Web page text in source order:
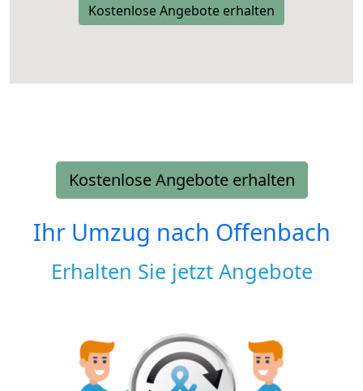
Kostenlose Angebote erhalten
Kostenlose Angebote erhalten
Ihr Umzug nach Offenbach
Erhalten Sie jetzt Angebote